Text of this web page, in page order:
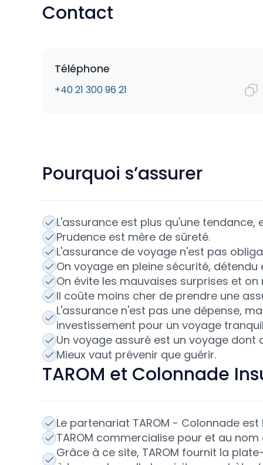
Contact
Téléphone
+40 21 300 96 21
Pourquoi s’assurer
L'assurance est plus qu'une
Prudence est mère de sûreté.
L'assurance de voyage n'est pas
On voyage en pleine sécurité,
On évite les mauvaises surprises et
Il coûte moins cher de prendre une
L'assurance n'est pas une dépense,
investissement pour un voyage
Un voyage assuré est un voyage dont
Mieux vaut prévenir que guérir.
TAROM et Colonnade
Le partenariat TAROM - Colonnade
TAROM commercialise pour et au
Grâce à ce site, TAROM fournit la